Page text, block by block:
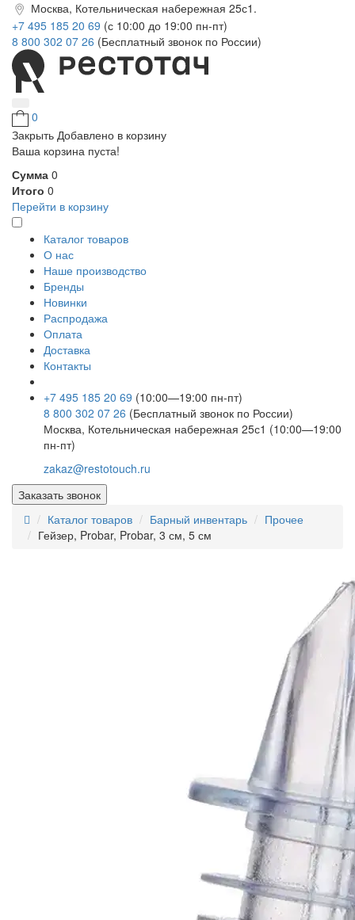
Москва, Котельническая набережная 25с1.
+7 495 185 20 69 (с 10:00 до 19:00 пн-пт)
8 800 302 07 26 (Бесплатный звонок по России)
0
Закрыть Добавлено в корзину
Ваша корзина пуста!
Сумма 0
Итого 0
Перейти в корзину
Каталог товаров
О нас
Наше производство
Бренды
Новинки
Распродажа
Оплата
Доставка
Контакты
+7 495 185 20 69 (10:00—19:00 пн-пт)
8 800 302 07 26 (Бесплатный звонок по России)
Москва, Котельническая набережная 25с1 (10:00—19:00
пн-пт)
zakaz@restotouch.ru
Заказать звонок
Каталог товаров
Барный инвентарь
Прочее
Гейзер, Probar, Probar, 3 см, 5 см